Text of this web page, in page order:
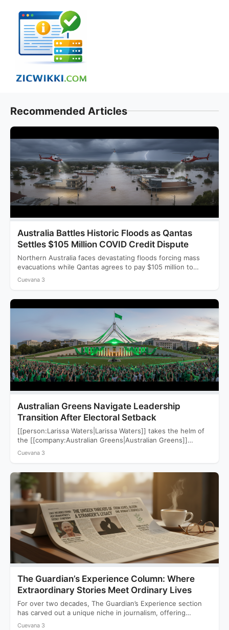
content
Recommended Articles
Australia Battles Historic Floods as Qantas
Settles $105 Million COVID Credit Dispute
Northern Australia faces devastating floods forcing mass
evacuations while Qantas agrees to pay $105 million to
settle a…
Cuevana 3
Australian Greens Navigate Leadership
Transition After Electoral Setback
[[person:Larissa Waters|Larissa Waters]] takes the helm of
the [[company:Australian Greens|Australian Greens]]
following a devastating 2025 election that saw…
Cuevana 3
The Guardian’s Experience Column: Where
Extraordinary Stories Meet Ordinary Lives
For over two decades, The Guardian’s Experience section
has carved out a unique niche in journalism, offering
readers…
Cuevana 3